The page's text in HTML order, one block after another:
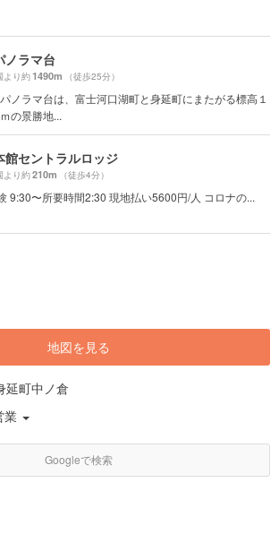
ノラマ台
より約1490m （徒歩25分）
ノラマ台は、富士河口湖町と身延町にまたがる標高１
の景勝地...
館セントラルロッジ
より約210m （徒歩4分）
9:30〜所要時間2:30 現地払い5600円/人 コロナの...
地図を見る
延町中ノ倉
業
Googleで検索